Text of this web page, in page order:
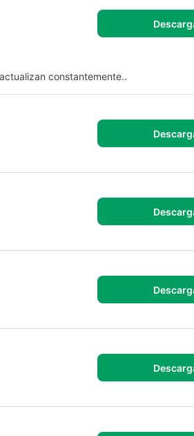
constantemente..